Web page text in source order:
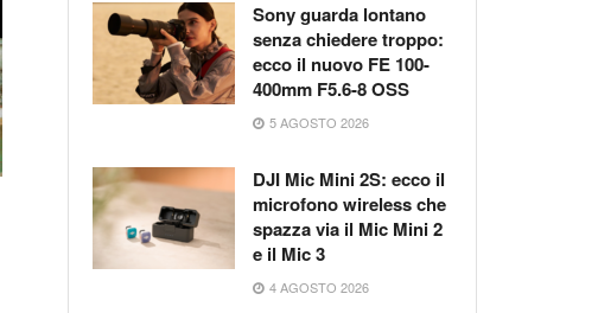
Sony guarda lontano
senza chiedere troppo:
ecco il nuovo FE 100-
400mm F5.6-8 OSS
5 AGOSTO 2026
DJI Mic Mini 2S: ecco il
microfono wireless che
spazza via il Mic Mini 2
e il Mic 3
4 AGOSTO 2026